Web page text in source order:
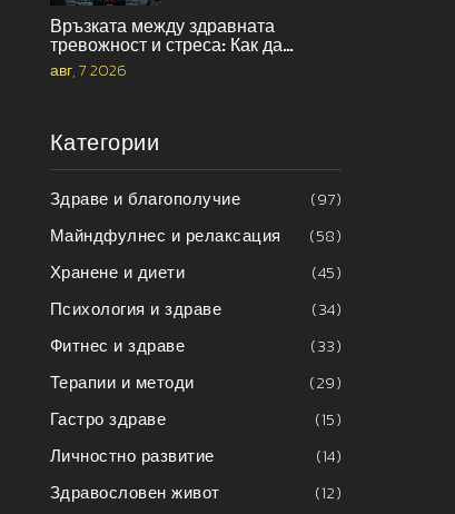
Връзката между здравната
тревожност и стреса: Как да
прекъснете порочния кръг
авг, 7 2026
Категории
Здраве и благополучие
(97)
Майндфулнес и релаксация
(58)
Хранене и диети
(45)
Психология и здраве
(34)
Фитнес и здраве
(33)
Терапии и методи
(29)
Гастро здраве
(15)
Личностно развитие
(14)
Здравословен живот
(12)